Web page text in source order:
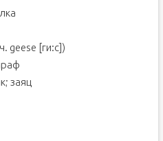
geese [ги:с])
заяц